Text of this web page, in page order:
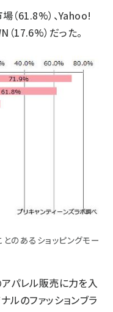
（61.8%）、Yahoo!
（17.6%）だった。
のあるショッピングモー
パレル販売に力を入
ルのファッションブラ